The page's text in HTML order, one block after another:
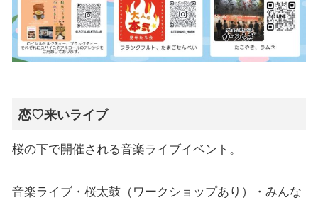
恋♡来いライブ
桜の下で開催される音楽ライブイベント。
音楽ライブ・桜太鼓（ワークショップあり）・みんな